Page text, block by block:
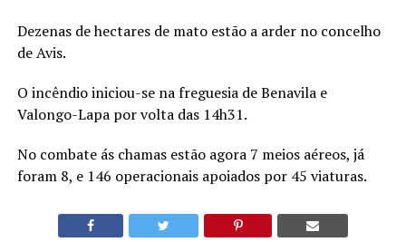
Dezenas de hectares de mato estão a arder no concelho
de Avis.
O incêndio iniciou-se na freguesia de Benavila e
Valongo-Lapa por volta das 14h31.
No combate ás chamas estão agora 7 meios aéreos, já
foram 8, e 146 operacionais apoiados por 45 viaturas.